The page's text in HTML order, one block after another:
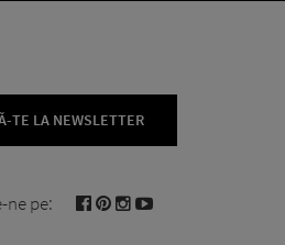
TE LA NEWSLETTER
ne pe: